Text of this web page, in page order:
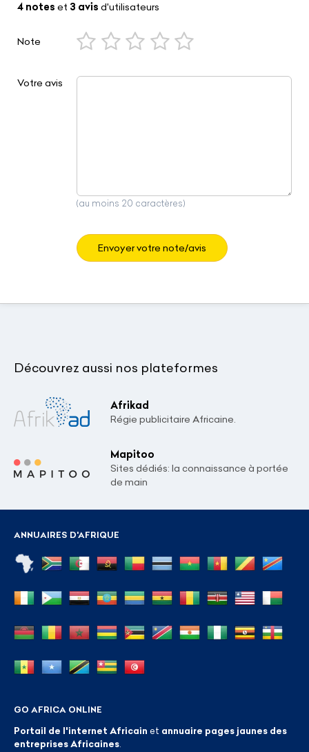
4 notes et 3 avis d'utilisateurs
Note
Votre avis
(au moins 20 caractères)
Envoyer votre note/avis
Découvrez aussi nos plateformes
Afrikad
Régie publicitaire Africaine.
Mapitoo
Sites dédiés: la connaissance à portée
de main
ANNUAIRES D'AFRIQUE
GO AFRICA ONLINE
Portail de l'internet Africain et annuaire pages jaunes des
entreprises Africaines